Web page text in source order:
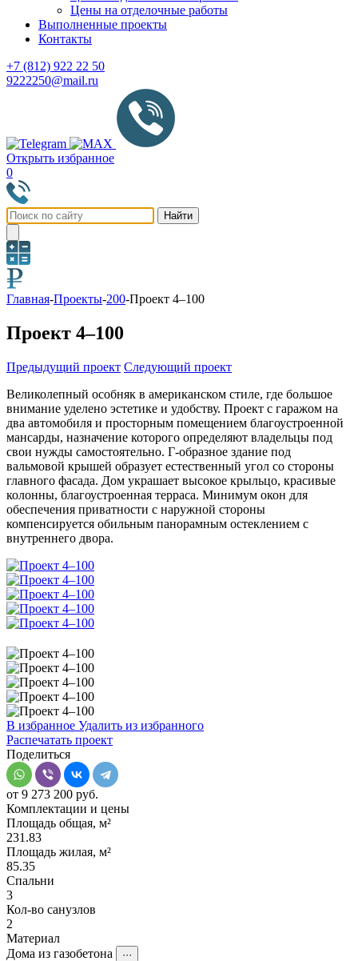
Цены на отделочные работы
Выполненные проекты
Контакты
+7 (812) 922 22 50
9222250@mail.ru
Открыть избранное
0
Главная-Проекты-200-Проект 4–100
Проект 4–100
Предыдущий проект Следующий проект
Великолепный особняк в американском стиле, где большое
внимание уделено эстетике и удобству. Проект с гаражом на
два автомобиля и просторным помещением благоустроенной
мансарды, назначение которого определяют владельцы под
свои нужды самостоятельно. Г-образное здание под
вальмовой крышей образует естественный угол со стороны
главного фасада. Дом украшает высокое крыльцо, красивые
колонны, благоустроенная терраса. Минимум окон для
обеспечения приватности с наружной стороны
компенсируется обильным панорамным остеклением с
внутреннего двора.
В избранное Удалить из избранного
Распечатать проект
Поделиться
от 9 273 200 руб.
Комплектации и цены
Площадь общая, м²
231.83
Площадь жилая, м²
85.35
Спальни
3
Кол-во санузлов
2
Материал
Дома из газобетона
···